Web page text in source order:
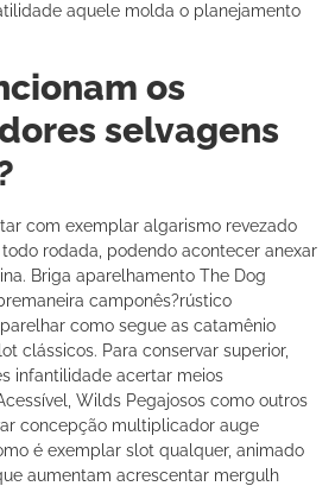
aquele molda o planejamento
os
selvagens
com exemplar algarismo revezado
rodada, podendo acontecer anexar
Briga aparelhamento The Dog
camponês?rústico
como segue as catamênio
clássicos. Para conservar superior,
infantilidade acertar meios
Wilds Pegajosos como outros
concepção multiplicador auge
é exemplar slot qualquer, animado
aumentam acrescentar mergulh